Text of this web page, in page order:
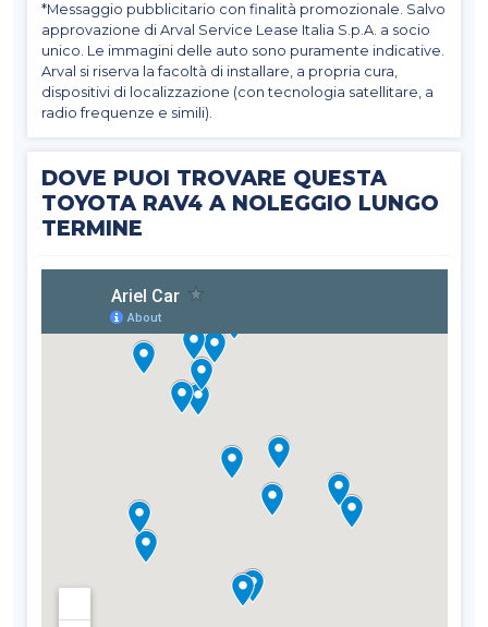
*Messaggio pubblicitario con finalità promozionale. Salvo
approvazione di Arval Service Lease Italia S.p.A. a socio
unico. Le immagini delle auto sono puramente indicative.
Arval si riserva la facoltà di installare, a propria cura,
dispositivi di localizzazione (con tecnologia satellitare, a
radio frequenze e simili).
DOVE PUOI TROVARE QUESTA
TOYOTA RAV4 A NOLEGGIO LUNGO
TERMINE